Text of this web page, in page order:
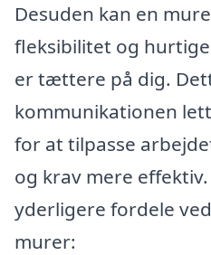
Desuden kan en
fleksibilitet og
er tættere på dig.
kommunikationen
for at tilpasse
og krav mere
yderligere fordele
murer: